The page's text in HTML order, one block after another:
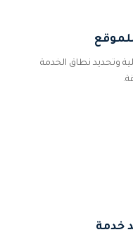
وتحديد نطاق الخدمة
خدمة